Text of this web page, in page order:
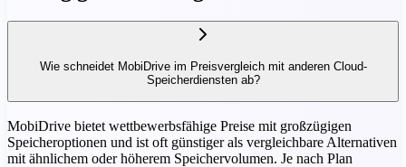
Wie schneidet MobiDrive im Preisvergleich mit anderen Cloud-
Speicherdiensten ab?
MobiDrive bietet wettbewerbsfähige Preise mit großzügigen
Speicheroptionen und ist oft günstiger als vergleichbare Alternativen
mit ähnlichem oder höherem Speichervolumen. Je nach Plan